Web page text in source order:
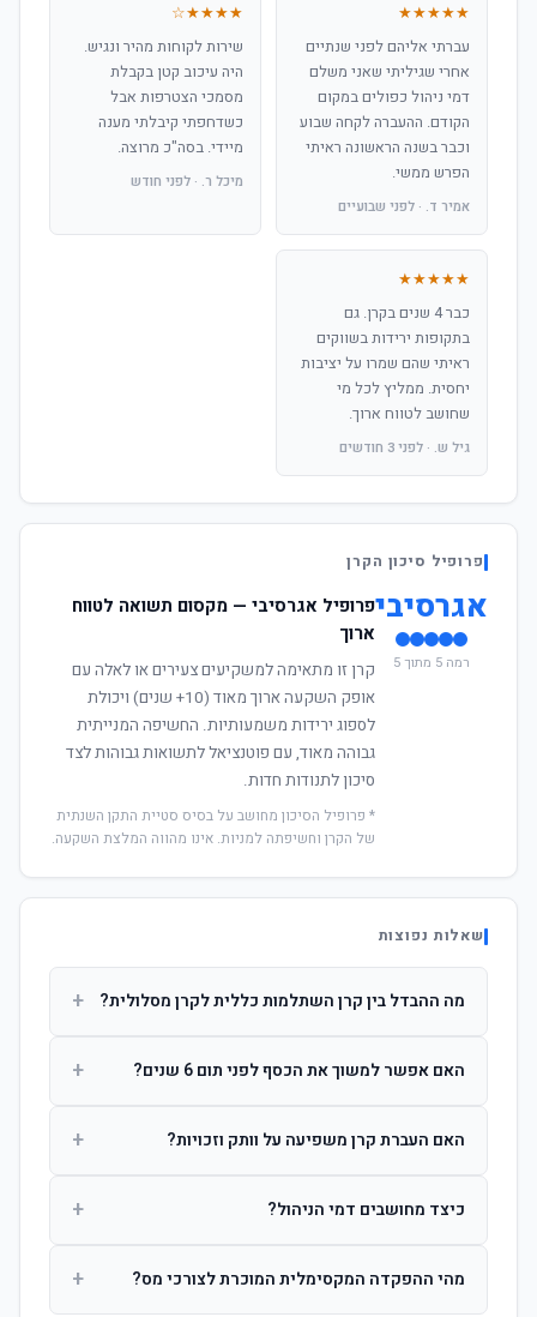
★★★★★
עברתי אליהם לפני שנתיים
אחרי שגיליתי שאני משלם
דמי ניהול כפולים במקום
הקודם. ההעברה לקחה שבוע
וכבר בשנה הראשונה ראיתי
הפרש ממשי.
אמיר ד. · לפני שבועיים
★★★★☆
שירות לקוחות מהיר ונגיש.
היה עיכוב קטן בקבלת
מסמכי הצטרפות אבל
כשדחפתי קיבלתי מענה
מיידי. בסה"כ מרוצה.
מיכל ר. · לפני חודש
★★★★★
כבר 4 שנים בקרן. גם
בתקופות ירידות בשווקים
ראיתי שהם שמרו על יציבות
יחסית. ממליץ לכל מי
שחושב לטווח ארוך.
גיל ש. · לפני 3 חודשים
פרופיל סיכון הקרן
אגרסיבי
רמה 5 מתוך 5
פרופיל אגרסיבי — מקסום תשואה לטווח
ארוך
קרן זו מתאימה למשקיעים צעירים או לאלה עם
אופק השקעה ארוך מאוד (10+ שנים) ויכולת
לספוג ירידות משמעותיות. החשיפה המנייתית
גבוהה מאוד, עם פוטנציאל לתשואות גבוהות לצד
סיכון לתנודות חדות.
* פרופיל הסיכון מחושב על בסיס סטיית התקן השנתית
של הקרן וחשיפתה למניות. אינו מהווה המלצת השקעה.
שאלות נפוצות
מה ההבדל בין קרן השתלמות כללית לקרן מסלולית? +
ההשקעות. קרן מסלולית עוקבת אחרי מדד ספציפי ומאפשרת
האם אפשר למשוך את הכסף לפני תום 6 שנים? +
הרווחים. לאחר 6 שנים ניתן למשוך פטור ממס עד לתקרה
האם העברת קרן משפיעה על וותק וזכויות? +
החברות. הוותק ממשיך להיספר מיום ההפקדה הראשונה.
כיצד מחושבים דמי הניהול? +
ומתן על שיעורם בעת הצטרפות.
מהי ההפקדה המקסימלית המוכרת לצורכי מס? +